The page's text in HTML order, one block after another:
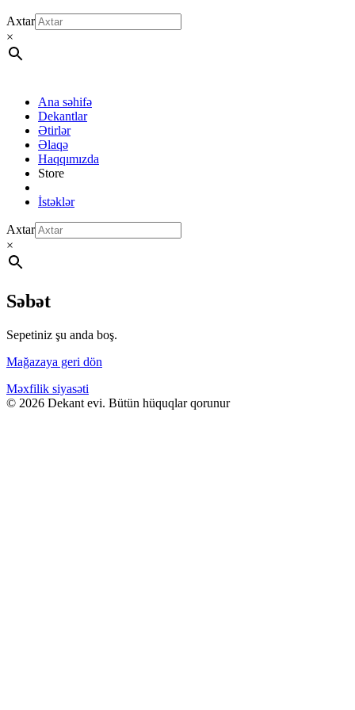
Axtar
×
Ana səhifə
Dekantlar
Ətirlər
Əlaqə
Haqqımızda
Store
İstəklər
Axtar
×
Səbət
Sepetiniz şu anda boş.
Mağazaya geri dön
Məxfilik siyasəti
© 2026 Dekant evi. Bütün hüquqlar qorunur